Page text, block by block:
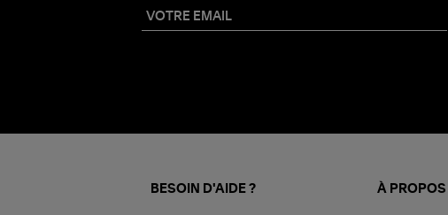
BESOIN D'AIDE ? À PROPOS